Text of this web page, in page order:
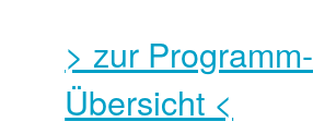
> zur Programm-
Übersicht <